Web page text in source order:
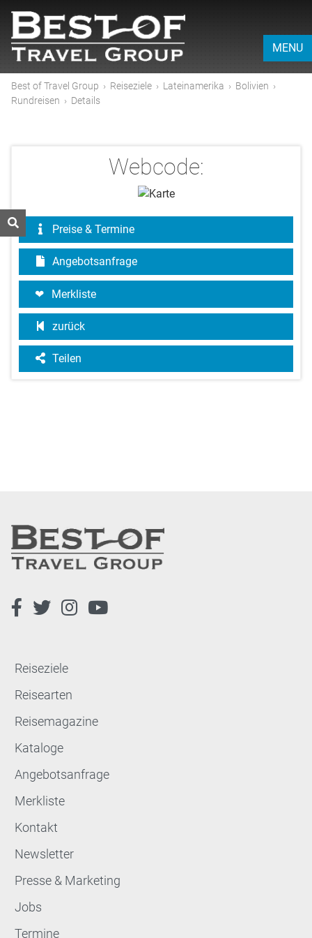
MENU
Best of Travel Group › Reiseziele › Lateinamerika › Bolivien ›
Rundreisen › Details
Webcode:
Preise & Termine
Angebotsanfrage
Merkliste
zurück
Teilen
Reiseziele
Reisearten
Reisemagazine
Kataloge
Angebotsanfrage
Merkliste
Kontakt
Newsletter
Presse & Marketing
Jobs
Termine